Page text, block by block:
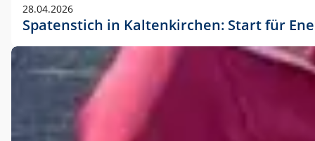
28.04.2026
Spatenstich in Kaltenkirchen: Start für